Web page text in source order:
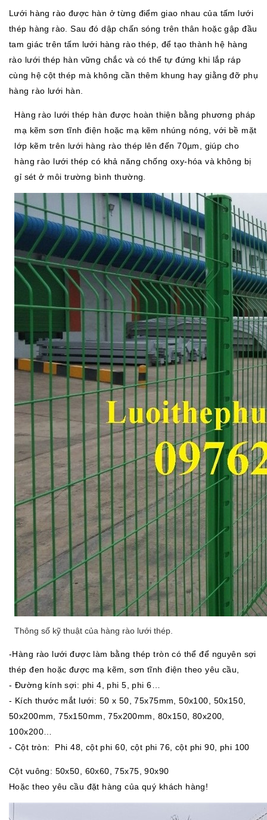
Lưới hàng rào được hàn ở từng điểm giao nhau của tấm lưới
thép hàng rào. Sau đó dập chấn sóng trên thân hoặc gập đầu
tam giác trên tấm lưới hàng rào thép, để tạo thành hệ hàng
rào lưới thép hàn vững chắc và có thể tự đứng khi lắp ráp
cùng hệ cột thép mà không cần thêm khung hay giằng đỡ phụ
hàng rào lưới hàn.
Hàng rào lưới thép hàn được hoàn thiện bằng phương pháp
mạ kẽm sơn tĩnh điện hoặc mạ kẽm nhúng nóng, với bề mặt
lớp kẽm trên lưới hàng rào thép lên đến 70µm, giúp cho
hàng rào lưới thép có khả năng chống oxy-hóa và không bị
gỉ sét ở môi trường bình thường.
Thông số kỹ thuật của hàng rào lưới thép.
-Hàng rào lưới được làm bằng thép tròn có thể để nguyên sợi
thép đen hoặc được mạ kẽm, sơn tĩnh điện theo yêu cầu,
- Đường kính sợi: phi 4, phi 5, phi 6…
- Kích thước mắt lưới: 50 x 50, 75x75mm, 50x100, 50x150,
50x200mm, 75x150mm, 75x200mm, 80x150, 80x200,
100x200…
- Cột tròn: Phi 48, cột phi 60, cột phi 76, cột phi 90, phi 100
Cột vuông: 50x50, 60x60, 75x75, 90x90
Hoặc theo yêu cầu đặt hàng của quý khách hàng!